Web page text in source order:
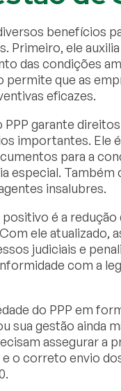
benefícios
Primeiro, ele
das condições
permite que as
eficazes.
PPP garante direitos
importantes. Ele
para a
especial. Também
insalubres.
é a redução
ele atualizado,
judiciais e
com a
do PPP em
sua gestão ainda
assegurar a
o correto envio